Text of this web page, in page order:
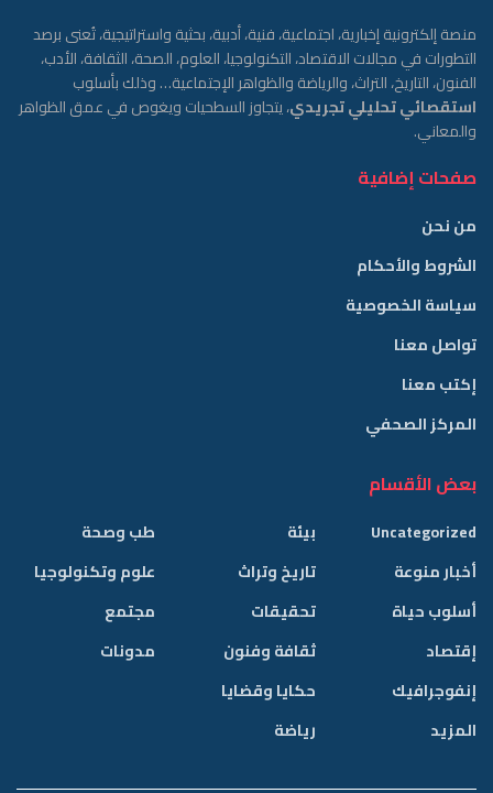
منصة إلكترونية إخبارية، اجتماعية، فنية، أدبية، بحثية واستراتيجية، تُعنى برصد
التطورات في مجالات الاقتصاد، التكنولوجيا، العلوم، الصحة، الثقافة، الأدب،
الفنون، التاريخ، التراث، والرياضة والظواهر الإجتماعية… وذلك بأسلوب
استقصائي تحليلي تجريدي، يتجاوز السطحيات ويغوص في عمق الظواهر
والمعاني.
صفحات إضافية
من نحن
الشروط والأحكام
سياسة الخصوصية
تواصل معنا
إكتب معنا
المركز الصحفي
بعض الأقسام
Uncategorized
أخبار منوعة
أسلوب حياة
إقتصاد
إنفوجرافيك
المزيد
بيئة
تاريخ وتراث
تحقيقات
ثقافة وفنون
حكايا وقضايا
رياضة
طب وصحة
علوم وتكنولوجيا
مجتمع
مدونات